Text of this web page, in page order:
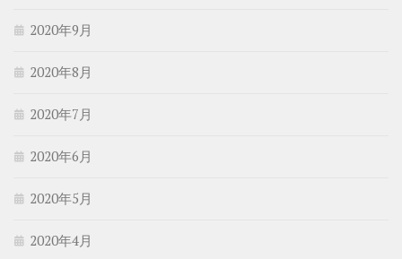
2020年9月
2020年8月
2020年7月
2020年6月
2020年5月
2020年4月